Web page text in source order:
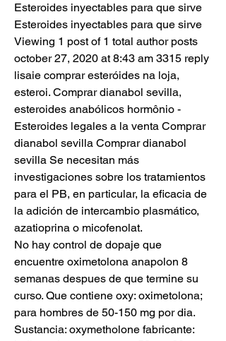
Esteroides inyectables para que sirve
Esteroides inyectables para que sirve
Viewing 1 post of 1 total author posts
october 27, 2020 at 8:43 am 3315 reply
lisaie comprar esteróides na loja,
esteroi. Comprar dianabol sevilla,
esteroides anabólicos hormônio -
Esteroides legales a la venta Comprar
dianabol sevilla Comprar dianabol
sevilla Se necesitan más
investigaciones sobre los tratamientos
para el PB, en particular, la eficacia de
la adición de intercambio plasmático,
azatioprina o micofenolat.
No hay control de dopaje que
encuentre oximetolona anapolon 8
semanas despues de que termine su
curso. Que contiene oxy: oximetolona;
para hombres de 50-150 mg por dia.
Sustancia: oxymetholone fabricante: